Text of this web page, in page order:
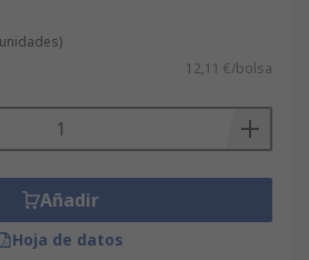
12,11 €/bolsa
Añadir
Hoja de datos